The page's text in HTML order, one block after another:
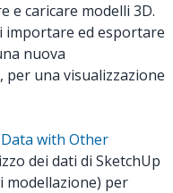
e caricare modelli 3D.
importare ed esportare
nuova
una visualizzazione
with Other
dei dati di SketchUp
per